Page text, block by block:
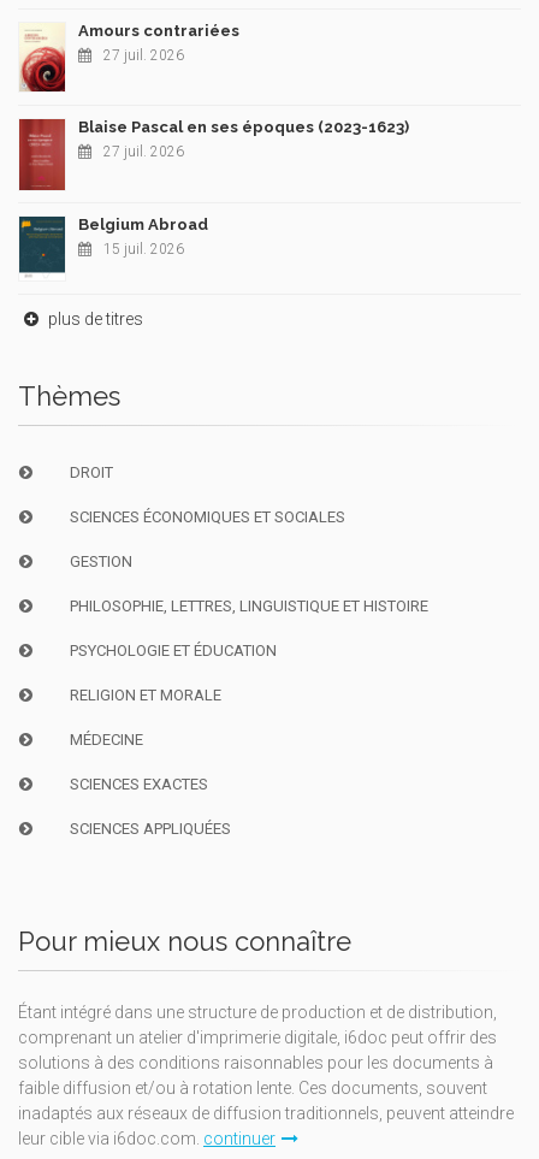
Amours contrariées
27 juil. 2026
Blaise Pascal en ses époques (2023-1623)
27 juil. 2026
Belgium Abroad
15 juil. 2026
plus de titres
Thèmes
DROIT
SCIENCES ÉCONOMIQUES ET SOCIALES
GESTION
PHILOSOPHIE, LETTRES, LINGUISTIQUE ET HISTOIRE
PSYCHOLOGIE ET ÉDUCATION
RELIGION ET MORALE
MÉDECINE
SCIENCES EXACTES
SCIENCES APPLIQUÉES
Pour mieux nous connaître
Étant intégré dans une structure de production et de distribution,
comprenant un atelier d'imprimerie digitale, i6doc peut offrir des
solutions à des conditions raisonnables pour les documents à
faible diffusion et/ou à rotation lente. Ces documents, souvent
inadaptés aux réseaux de diffusion traditionnels, peuvent atteindre
leur cible via i6doc.com. continuer